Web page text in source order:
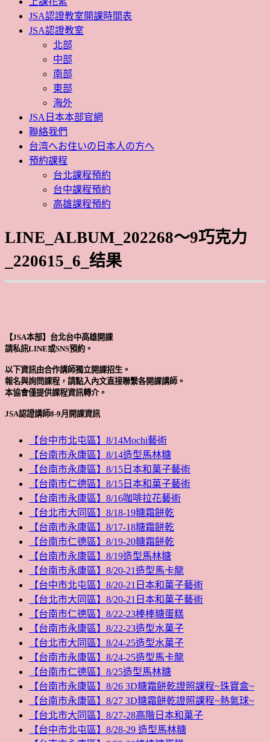
JSA認證教室開課時間表
JSA認證教室
北部
中部
南部
東部
海外
JSA日本本部官網
聯絡我們
台湾へお住いの日本人の方へ
預約課程
台北課程預約
台中課程預約
高雄課程預約
LINE_ALBUM_202268～9巧克力
_220615_6_结果
【JSA本部】台北台中高雄開課
請私訊LINE或SNS預約。
以下資訊由合作講師獨立開課招生。
報名與詢問課程，請點入內文直接聯繫各開課講師。
本協會僅提供課程資訊轉介。
JSA認證講師8-9月開課資訊
【台中市北屯區】8/14Mochi藝術
【台南市永康區】8/14造型馬林糖
【台南市永康區】8/15日本和菓子藝術
【台南市仁德區】8/15日本和菓子藝術
【台南市永康區】8/16咖啡拉花藝術
【台北市大同區】8/18-19糖霜餅乾
【台南市永康區】8/17-18糖霜餅乾
【台南市仁德區】8/19-20糖霜餅乾
【台南市永康區】8/19造型馬林糖
【台南市永康區】8/20-21造型馬卡龍
【台中市北屯區】8/20-21日本和菓子藝術
【台北市大同區】8/20-21日本和菓子藝術
【台南市仁德區】8/22-23棒棒糖蛋糕
【台南市永康區】8/22-23造型水菓子
【台北市大同區】8/24-25造型水菓子
【台南市永康區】8/24-25造型馬卡龍
【台南市仁德區】8/25造型馬林糖
【台南市永康區】8/26 3D糖霜餅乾證照課程~珠寶盒~
【台南市永康區】8/27 3D糖霜餅乾證照課程~熱氣球~
【台北市大同區】8/27-28高階日本和菓子
【台中市北屯區】8/28-29 造型馬林糖